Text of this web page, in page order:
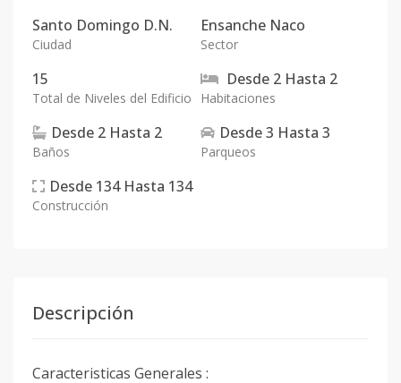
Santo Domingo D.N.
Ciudad
Ensanche Naco
Sector
15
Total de Niveles del Edificio
Desde 2 Hasta 2
Habitaciones
Desde 2 Hasta 2
Baños
Desde3 Hasta 3
Parqueos
Desde 134 Hasta 134
Construcción
Descripción
Caracteristicas Generales :